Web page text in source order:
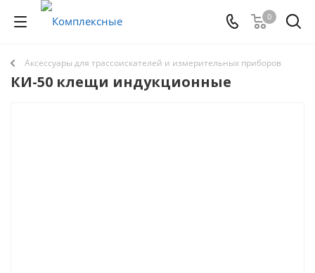
0
Аксессуары для трассоискателей и измерительных приборов
КИ-50 клещи индукционные